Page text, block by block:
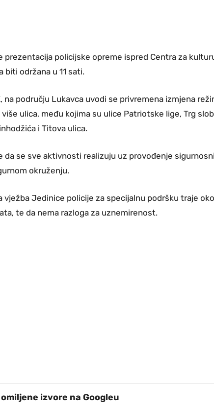
prezentacija policijske opreme ispred Centra za
biti održana u 11 sati.
na području Lukavca uvodi se privremena izmjena
ulica, među kojima su ulice Patriotske lige, Trg
i Titova ulica.
da se sve aktivnosti realizuju uz provođenje
okruženju.
vježba Jedinice policije za specijalnu podršku traje
te da nema razloga za uznemirenost.
izvore na Googleu